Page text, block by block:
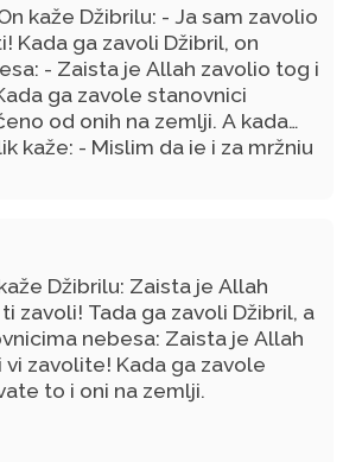
kaže Džibrilu: - Ja sam zavolio
Kada ga zavoli Džibril, on
- Zaista je Allah zavolio tog i
ga zavole stanovnici
od onih na zemlji. A kada
kaže: - Mislim da je i za mržnju
ljubav.
Džibrilu: Zaista je Allah
zavoli! Tada ga zavoli Džibril, a
nebesa: Zaista je Allah
zavolite! Kada ga zavole
to i oni na zemlji.